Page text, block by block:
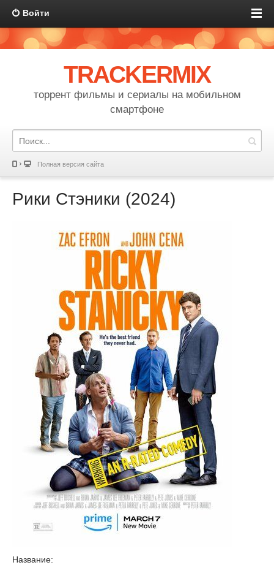
Войти
TRACKERMIX
торрент фильмы и сериалы на мобильном
смартфоне
Полная версия сайта
Рики Стэники (2024)
Название: